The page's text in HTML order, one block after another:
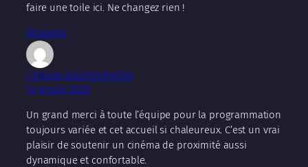
faire une toile ici. Ne changez rien !
Répondre
L’équipe automotohebdo
13 janvier 2026
Un grand merci à toute l’équipe pour la programmation
toujours variée et cet accueil si chaleureux. C’est un vrai
plaisir de soutenir un cinéma de proximité aussi
dynamique et confortable.